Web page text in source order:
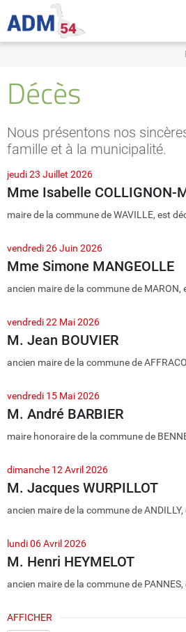
Décès
Nous présentons nos
famille et à la municipalité.
jeudi 23 Juillet 2026
Mme Isabelle COLLIGNON-
maire de la commune de WAVILLE, est
vendredi 26 Juin 2026
Mme Simone MANGEOLLE
ancien maire de la commune de MARON,
vendredi 22 Mai 2026
M. Jean BOUVIER
ancien maire de la commune de
vendredi 15 Mai 2026
M. André BARBIER
maire honoraire de la commune de
dimanche 12 Avril 2026
M. Jacques WURPILLOT
ancien maire de la commune de ANDILLY,
lundi 06 Avril 2026
M. Henri HEYMELOT
ancien maire de la commune de PANNES,
AFFICHER